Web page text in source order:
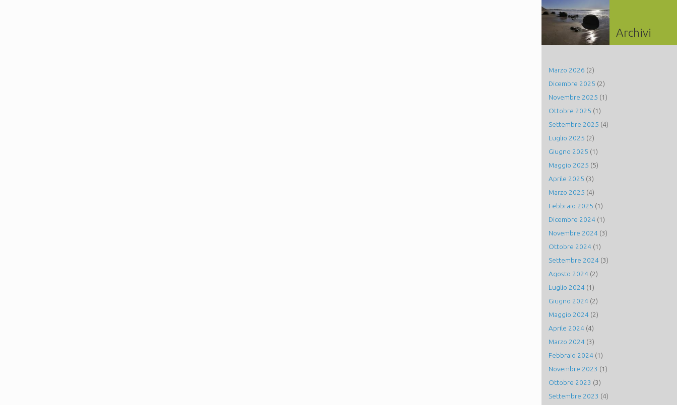
Archivi
Marzo 2026 (2)
Dicembre 2025 (2)
Novembre 2025 (1)
Ottobre 2025 (1)
Settembre 2025 (4)
Luglio 2025 (2)
Giugno 2025 (1)
Maggio 2025 (5)
Aprile 2025 (3)
Marzo 2025 (4)
Febbraio 2025 (1)
Dicembre 2024 (1)
Novembre 2024 (3)
Ottobre 2024 (1)
Settembre 2024 (3)
Agosto 2024 (2)
Luglio 2024 (1)
Giugno 2024 (2)
Maggio 2024 (2)
Aprile 2024 (4)
Marzo 2024 (3)
Febbraio 2024 (1)
Novembre 2023 (1)
Ottobre 2023 (3)
Settembre 2023 (4)